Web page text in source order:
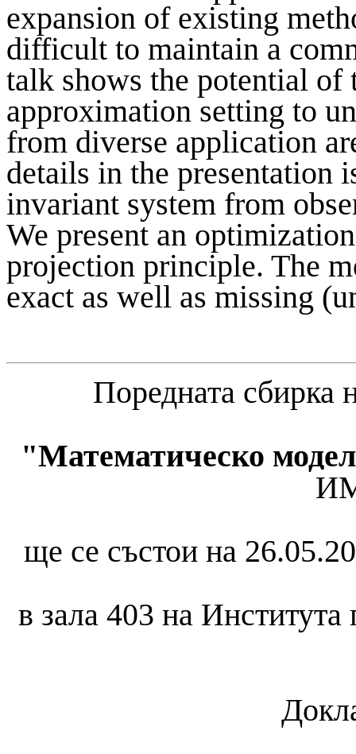
expansion of existing
difficult to maintain a
talk shows the potential
approximation setting to
from diverse application
details in the presentation
invariant system from
We present an
projection principle. The
exact as well as missing
Поредната
"Математическо
ще се състои на
в зала 403 на